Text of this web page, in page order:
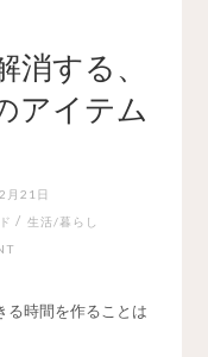
する、
アイテム
月21日
/ 生活/暮らし
る時間を作ることは